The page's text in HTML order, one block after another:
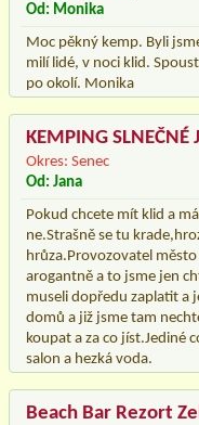
Od: Monika
Moc pěkný kemp. Byli
milí lidé, v noci klid.
po okolí. Monika
KEMPING SLNEČNÉ
Okres: Senec
Od: Jana
Pokud chcete mít klid a
ne.Strašně se tu
hrůza.Provozovatel
arogantně a to jsme jen
museli dopředu zaplatit a
domů a již jsme tam
koupat a za co jíst.Jediné
salon a hezká voda.
Beach Bar Rezort